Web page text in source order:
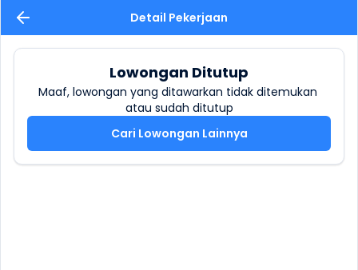
Detail Pekerjaan
Lowongan Ditutup
Maaf, lowongan yang ditawarkan tidak ditemukan
atau sudah ditutup
Cari Lowongan Lainnya